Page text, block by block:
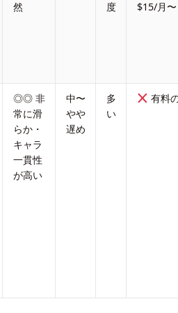
然
度
$15/月
◎◎ 非
常に滑
らか・
キャラ
一貫性
が高い
中〜
やや
遅め
多
い
有料